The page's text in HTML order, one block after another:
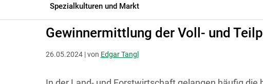
Spezialkulturen und Markt
LK Tirol Recht & Steuer Steuer
Gewinnermittlung der Voll- und
26.05.2024 | von Edgar Tangl